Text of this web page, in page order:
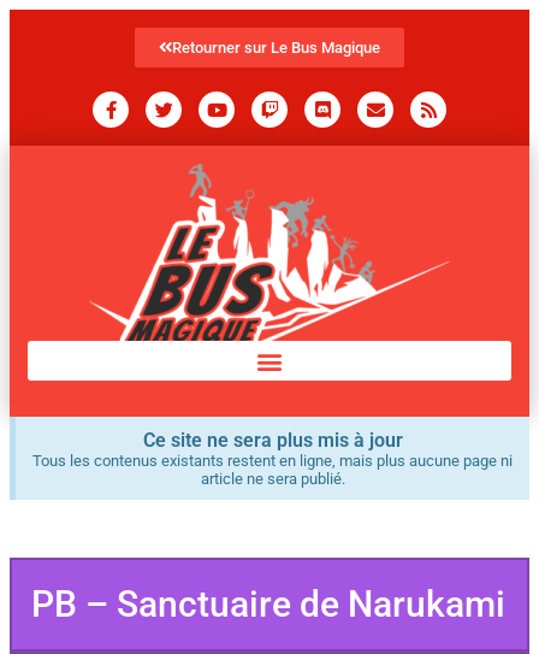
Retourner sur Le Bus Magique
Ce site ne sera plus mis à jour
Tous les contenus existants restent en ligne, mais plus aucune page ni
article ne sera publié.
PB – Sanctuaire de Narukami